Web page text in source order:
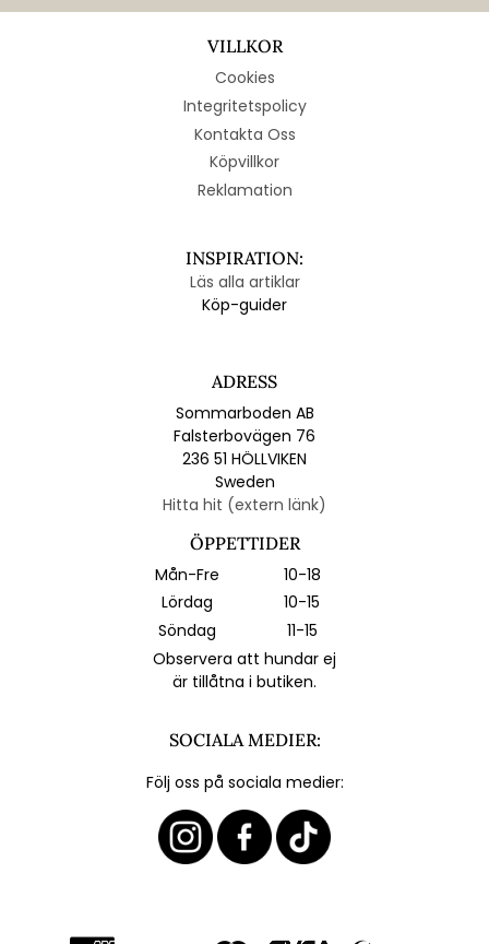
VILLKOR
Cookies
Integritetspolicy
Kontakta Oss
Köpvillkor
Reklamation
INSPIRATION:
Läs alla artiklar
Köp-guider
ADRESS
Sommarboden AB
Falsterbovägen 76
236 51 HÖLLVIKEN
Sweden
Hitta hit (extern länk)
ÖPPETTIDER
Mån-Fre
10-18
Lördag
10-15
Söndag
11-15
Observera att hundar ej
är tillåtna i butiken.
SOCIALA MEDIER:
Följ oss på sociala medier: